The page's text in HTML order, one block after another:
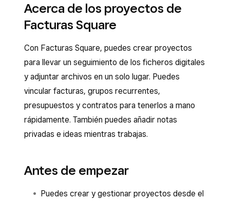
Acerca de los proyectos de
Facturas Square
Con Facturas Square, puedes crear proyectos
para llevar un seguimiento de los ficheros digitales
y adjuntar archivos en un solo lugar. Puedes
vincular facturas, grupos recurrentes,
presupuestos y contratos para tenerlos a mano
rápidamente. También puedes añadir notas
privadas e ideas mientras trabajas.
Antes de empezar
Puedes crear y gestionar proyectos desde el